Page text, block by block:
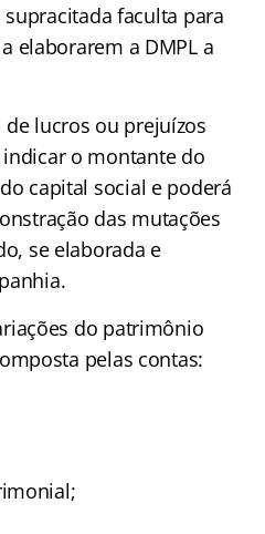
supracitada faculta para
elaborarem a DMPL a
de lucros ou prejuízos
o montante do
capital social e poderá
das mutações
se elaborada e
do patrimônio
pelas contas: